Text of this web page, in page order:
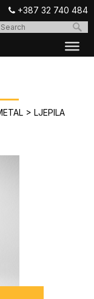
+387 32 740 484
> LJEPILA